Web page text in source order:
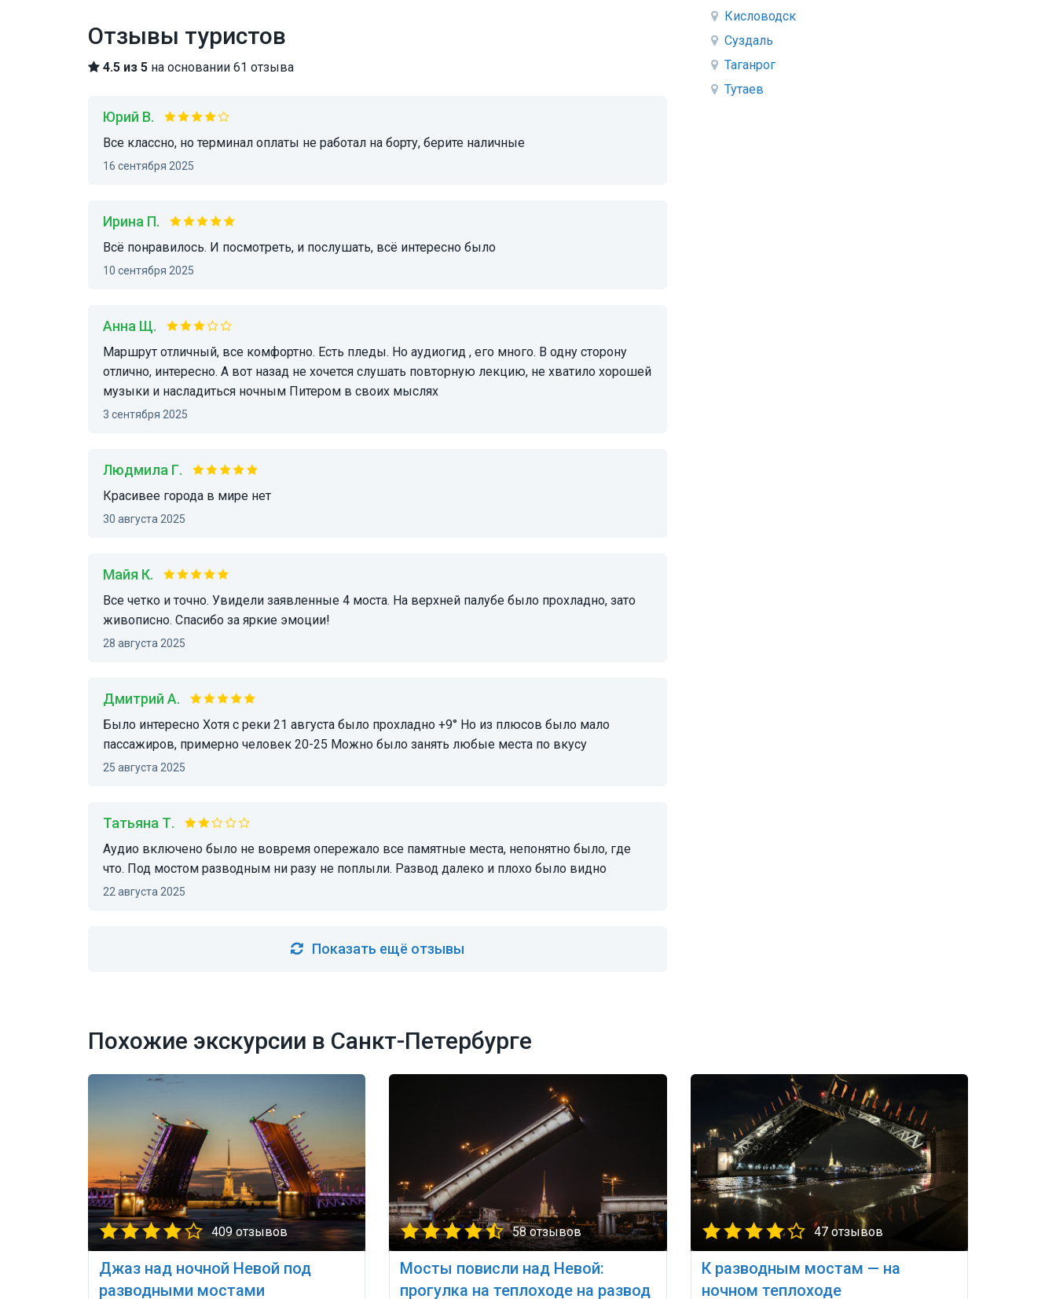
Отзывы туристов
4.5 из 5 на основании 61 отзыва
Юрий В.
Все классно, но терминал оплаты не работал на борту, берите наличные
16 сентября 2025
Ирина П.
Всё понравилось. И посмотреть, и послушать, всё интересно было
10 сентября 2025
Анна Щ.
Маршрут отличный, все комфортно. Есть пледы. Но аудиогид , его много. В одну сторону
отлично, интересно. А вот назад не хочется слушать повторную лекцию, не хватило хорошей
музыки и насладиться ночным Питером в своих мыслях
3 сентября 2025
Людмила Г.
Красивее города в мире нет
30 августа 2025
Майя К.
Все четко и точно. Увидели заявленные 4 моста. На верхней палубе было прохладно, зато
живописно. Спасибо за яркие эмоции!
28 августа 2025
Дмитрий А.
Было интересно Хотя с реки 21 августа было прохладно +9° Но из плюсов было мало
пассажиров, примерно человек 20-25 Можно было занять любые места по вкусу
25 августа 2025
Татьяна Т.
Аудио включено было не вовремя опережало все памятные места, непонятно было, где
что. Под мостом разводным ни разу не поплыли. Развод далеко и плохо было видно
22 августа 2025
Показать ещё отзывы
Кисловодск
Суздаль
Таганрог
Тутаев
Похожие экскурсии в Санкт-Петербурге
409 отзывов
Джаз над ночной Невой под
разводными мостами
58 отзывов
Мосты повисли над Невой:
прогулка на теплоходе на развод
47 отзывов
К разводным мостам — на
ночном теплоходе